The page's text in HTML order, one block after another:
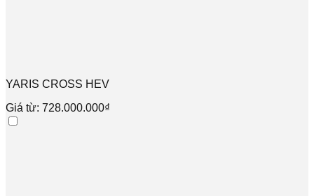
YARIS CROSS HEV
Giá từ: 728.000.000₫